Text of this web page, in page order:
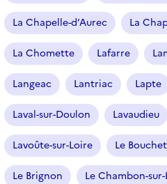
La Chapelle-d’Aurec La
La Chomette Lafarre
Langeac Lantriac Lapte
Laval-sur-Doulon Lavaudieu
Lavoûte-sur-Loire Le
Le Brignon Le Chambon-